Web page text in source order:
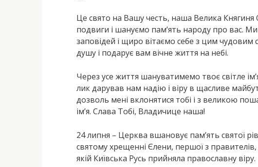
Це свято на Вашу честь, наша Велика Княгиня
подвиги і шануємо пам’ять народу про вас.
заповідей і щиро вітаємо себе з цим чудовим
душу і подарує вам вічне життя на небі.
Через усе життя шануватимемо твоє світле
лик дарував нам надію і віру в щасливе
дозволь мені вклонятися тобі і з великою
ім’я. Слава Тобі, Владичице наша!
24 липня – Церква вшановує пам’ять святої
святому хрещенні Єлени, першої з
якій Київська Русь прийняла православну віру.